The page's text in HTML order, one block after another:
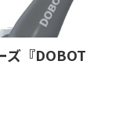
ズ『DOBOT